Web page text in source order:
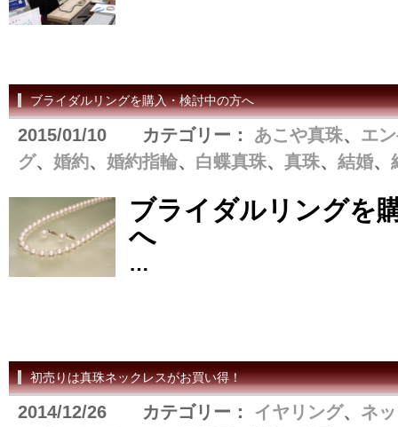
ブライダルリングを購入・検討中の方へ
2015/01/10 カテゴリー： あこや真珠、 エ
グ、 婚約、 婚約指輪、 白蝶真珠、 真珠、 結婚、
ブライダルリングを
へ
…
初売りは真珠ネックレスがお買い得！
2014/12/26 カテゴリー： イヤリング、 ネ